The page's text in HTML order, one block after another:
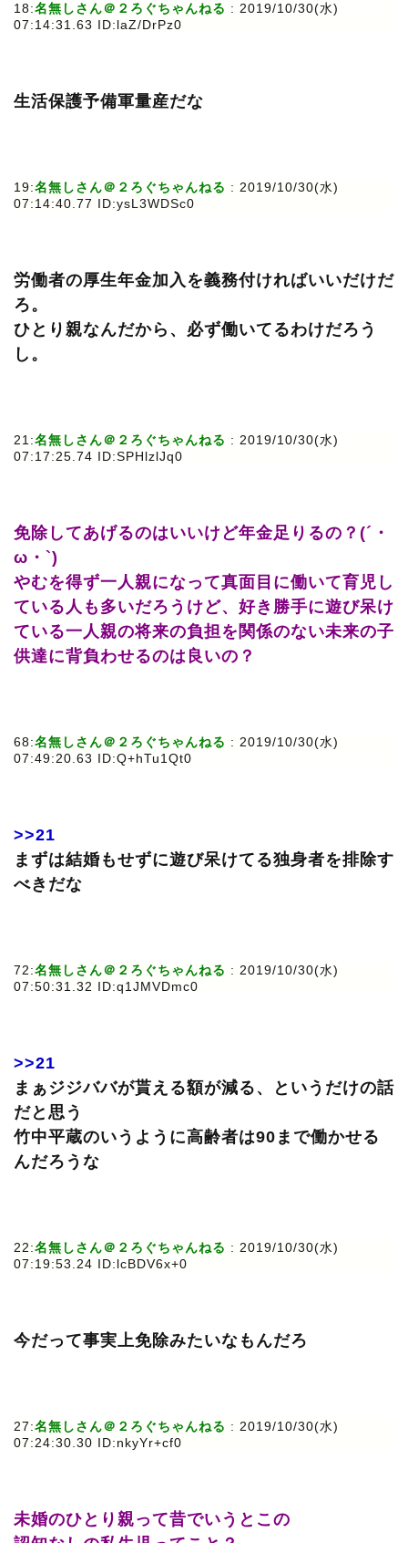
18:名無しさん＠２ろぐちゃんねる : 2019/10/30(水)
07:14:31.63 ID:laZ/DrPz0
生活保護予備軍量産だな
19:名無しさん＠２ろぐちゃんねる : 2019/10/30(水)
07:14:40.77 ID:ysL3WDSc0
労働者の厚生年金加入を義務付ければいいだけだ
ろ。
ひとり親なんだから、必ず働いてるわけだろう
し。
21:名無しさん＠２ろぐちゃんねる : 2019/10/30(水)
07:17:25.74 ID:SPHlzlJq0
免除してあげるのはいいけど年金足りるの？(´・
ω・`)
やむを得ず一人親になって真面目に働いて育児し
ている人も多いだろうけど、好き勝手に遊び呆け
ている一人親の将来の負担を関係のない未来の子
供達に背負わせるのは良いの？
68:名無しさん＠２ろぐちゃんねる : 2019/10/30(水)
07:49:20.63 ID:Q+hTu1Qt0
>>21
まずは結婚もせずに遊び呆けてる独身者を排除す
べきだな
72:名無しさん＠２ろぐちゃんねる : 2019/10/30(水)
07:50:31.32 ID:q1JMVDmc0
>>21
まぁジジババが貰える額が減る、というだけの話
だと思う
竹中平蔵のいうように高齢者は90まで働かせる
んだろうな
22:名無しさん＠２ろぐちゃんねる : 2019/10/30(水)
07:19:53.24 ID:lcBDV6x+0
今だって事実上免除みたいなもんだろ
27:名無しさん＠２ろぐちゃんねる : 2019/10/30(水)
07:24:30.30 ID:nkyYr+cf0
未婚のひとり親って昔でいうとこの